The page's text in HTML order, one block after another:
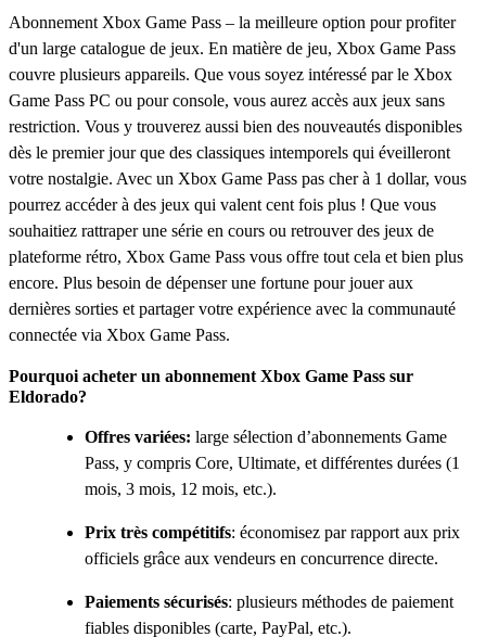
Abonnement Xbox Game Pass – la meilleure option pour profiter
d'un large catalogue de jeux. En matière de jeu, Xbox Game Pass
couvre plusieurs appareils. Que vous soyez intéressé par le Xbox
Game Pass PC ou pour console, vous aurez accès aux jeux sans
restriction. Vous y trouverez aussi bien des nouveautés disponibles
dès le premier jour que des classiques intemporels qui éveilleront
votre nostalgie. Avec un Xbox Game Pass pas cher à 1 dollar, vous
pourrez accéder à des jeux qui valent cent fois plus ! Que vous
souhaitiez rattraper une série en cours ou retrouver des jeux de
plateforme rétro, Xbox Game Pass vous offre tout cela et bien plus
encore. Plus besoin de dépenser une fortune pour jouer aux
dernières sorties et partager votre expérience avec la communauté
connectée via Xbox Game Pass.
Pourquoi acheter un abonnement Xbox Game Pass sur
Eldorado?
Offres variées: large sélection d’abonnements Game
Pass, y compris Core, Ultimate, et différentes durées (1
mois, 3 mois, 12 mois, etc.).
Prix très compétitifs: économisez par rapport aux prix
officiels grâce aux vendeurs en concurrence directe.
Paiements sécurisés: plusieurs méthodes de paiement
fiables disponibles (carte, PayPal, etc.).